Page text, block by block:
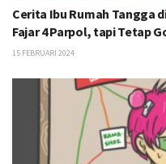
Cerita Ibu Rumah Tangga
Fajar 4 Parpol, tapi Tetap
15 FEBRUARI 2024